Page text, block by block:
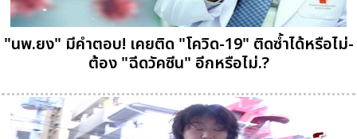
"นพ.ยง" มีคำตอบ! เคยติด "โควิด-19" ติดซ้ำได้หรือไม่-
ต้อง "ฉีดวัคซีน" อีกหรือไม่.?